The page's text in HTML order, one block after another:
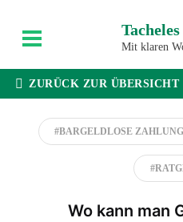
Tacheles
Mit klaren
ZURÜCK ZUR ÜBERSICHT
#BARGELDLOSE ZAHLUNG
Wo kann man